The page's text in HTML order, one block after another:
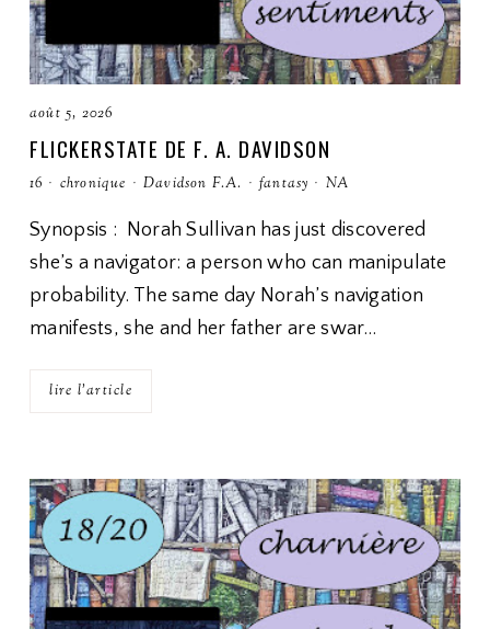
août 5, 2026
FLICKERSTATE DE F. A. DAVIDSON
16 · chronique · Davidson F.A. · fantasy · NA
Synopsis : Norah Sullivan has just discovered
she’s a navigator: a person who can manipulate
probability. The same day Norah’s navigation
manifests, she and her father are swar…
lire l'article